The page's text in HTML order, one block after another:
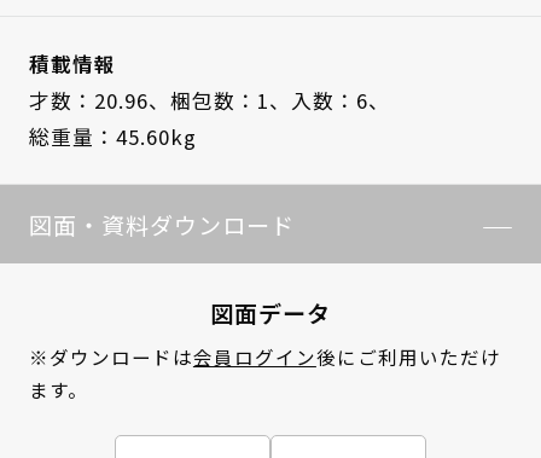
積載情報
才数：20.96、 梱包数：1、 入数：6、
総重量：45.60kg
図面・資料ダウンロード
図面データ
※ダウンロードは会員ログイン後にご利用いただけ
ます。